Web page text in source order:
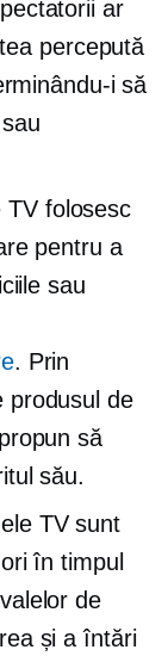
ar
percepută
i să
TV folosesc
pentru a
sau
. Prin
produsul de
să
său.
TV sunt
în timpul
de
și a întări